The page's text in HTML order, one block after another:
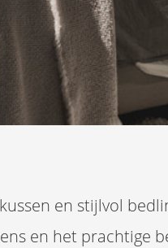
en stijlvol
en het prachtige